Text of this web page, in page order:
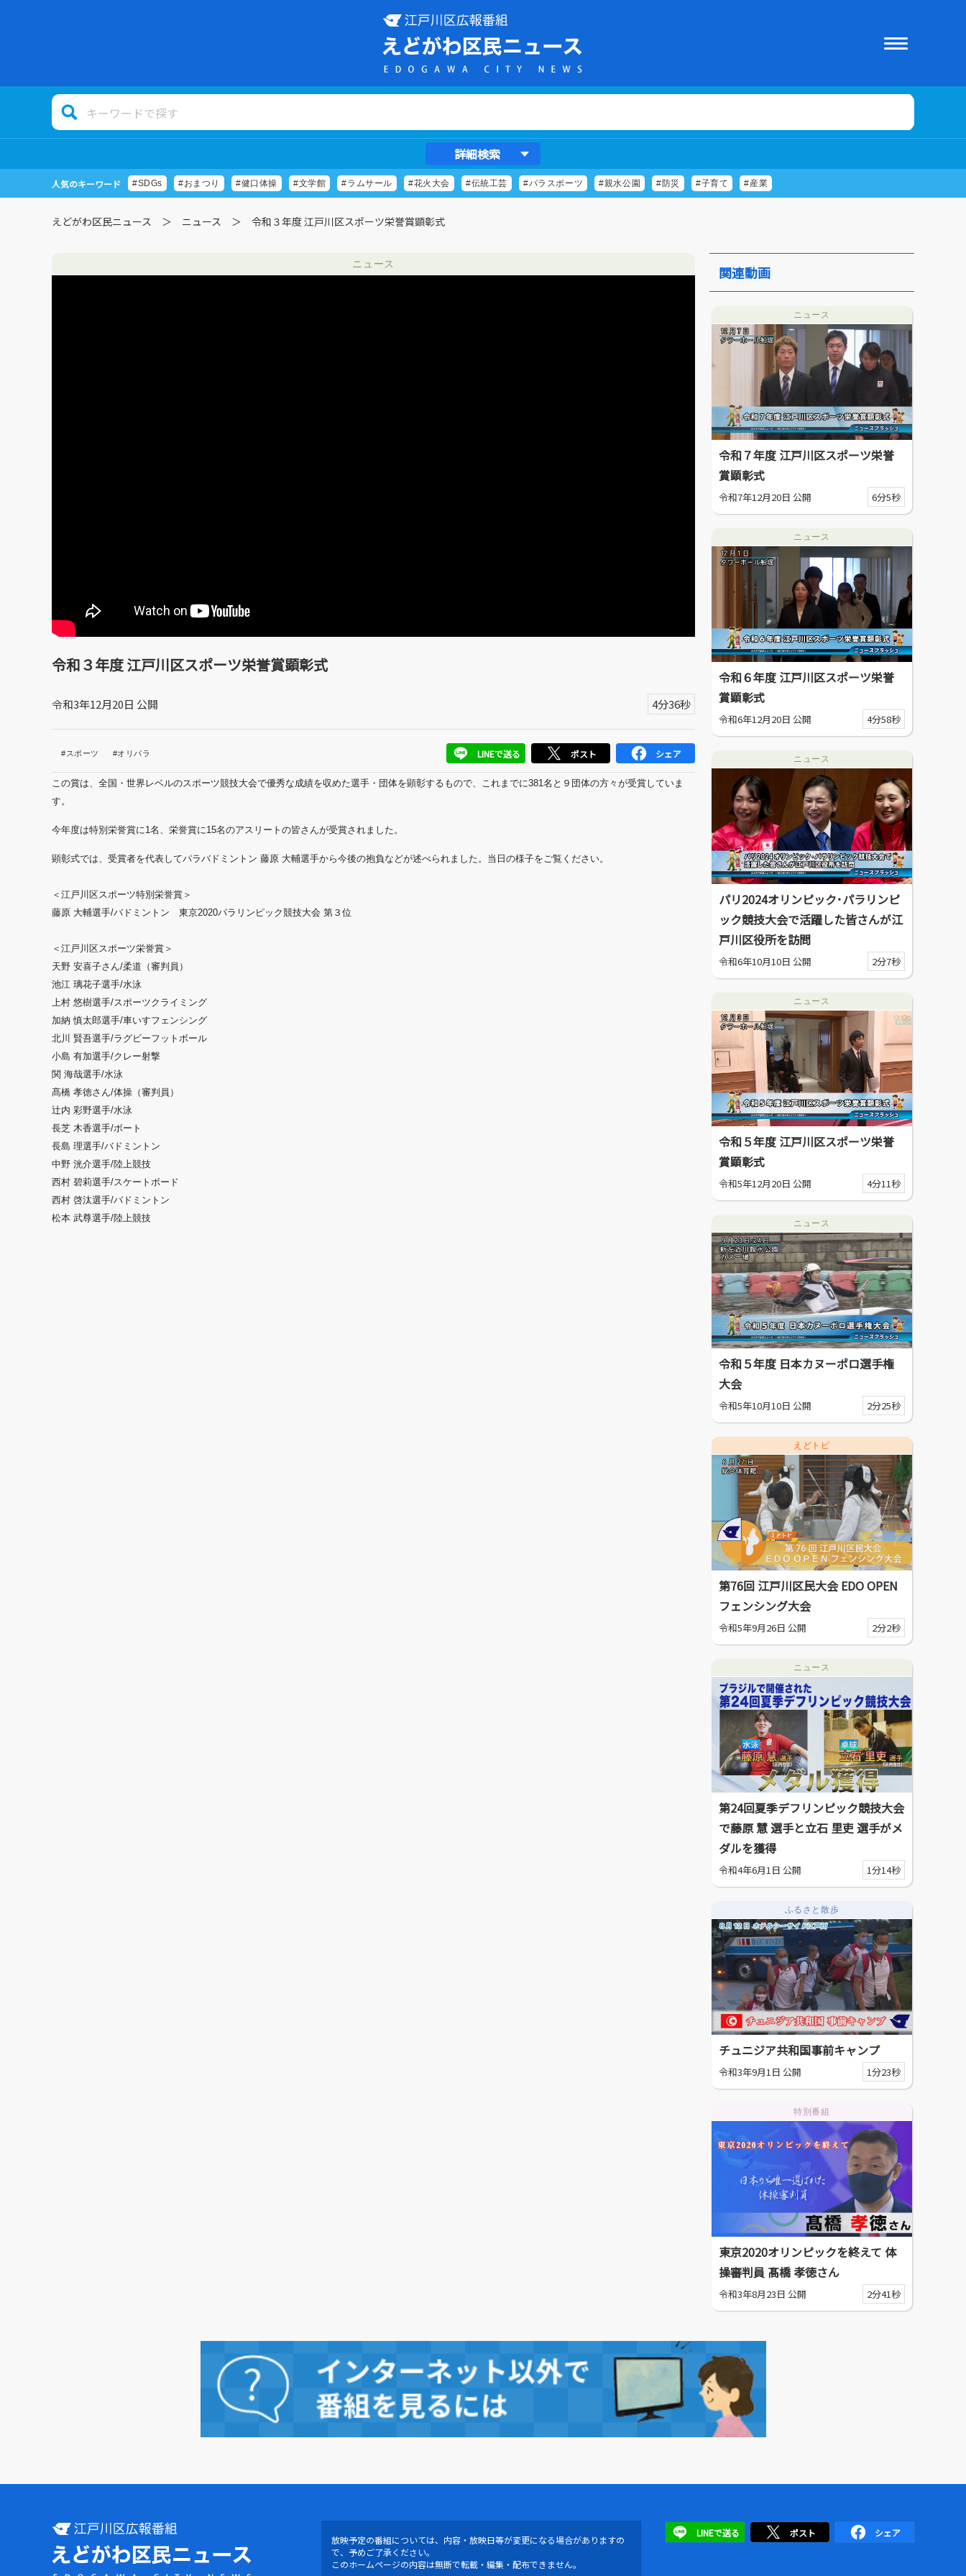
詳細検索
人気のキーワード #SDGs #おまつり #健口体操 #文学館 #ラムサール #花火大会 #伝統工芸 #パラスポーツ #親水公園 #防災 #子育て #産業
えどがわ区民ニュース ニュース 令和３年度 江戸川区スポーツ栄誉賞顕彰式
ニュース
令和３年度 江戸川区スポーツ栄誉賞顕彰式
令和3年12月20日 公開 4分36秒
#スポーツ #オリパラ LINEで送る ポスト シェア
この賞は、全国・世界レベルのスポーツ競技大会で優秀な成績を収めた選手・団体を顕彰するもので、これまでに381名と９団体の方々が受賞していま
す。
今年度は特別栄誉賞に1名、栄誉賞に15名のアスリートの皆さんが受賞されました。
顕彰式では、受賞者を代表してパラバドミントン 藤原 大輔選手から今後の抱負などが述べられました。当日の様子をご覧 ください。
＜江戸川区スポーツ特別栄誉賞＞
藤原 大輔選手/バドミントン 東京2020パラリンピック競技大会 第３位
＜江戸川区スポーツ栄誉賞＞
天野 安喜子さん/柔道（審判員）
池江 璃花子選手/水泳
上村 悠樹選手/スポーツクライミング
加納 慎太郎選手/車いすフェンシング
北川 賢吾選手/ラグビーフットボール
小島 有加選手/クレー射撃
関 海哉選手/水泳
髙橋 孝徳さん/体操（審判員）
辻内 彩野選手/水泳
長芝 木香選手/ボート
長島 理選手/バドミントン
中野 洸介選手/陸上競技
西村 碧莉選手/スケートボード
西村 啓汰選手/バドミントン
松本 武尊選手/陸上競技
関連動画
ニュース
令和７年度 江戸川区スポーツ栄誉
賞顕彰式
令和7年12月20日 公開 6分5秒
ニュース
令和６年度 江戸川区スポーツ栄誉
賞顕彰式
令和6年12月20日 公開 4分58秒
ニュース
パリ2024オリンピック･パラリンピ
ック競技大会で活躍した皆さんが江
戸川区役所を訪問
令和6年10月10日 公開 2分7秒
ニュース
令和５年度 江戸川区スポーツ栄誉
賞顕彰式
令和5年12月20日 公開 4分11秒
ニュース
令和５年度 日本カヌーポロ選手権
大会
令和5年10月10日 公開 2分25秒
えどトピ
第76回 江戸川区民大会 EDO OPEN
フェンシング大会
令和5年9月26日 公開 2分2秒
ニュース
第24回夏季デフリンピック競技大会
で藤原 慧 選手と立石 里吏 選手がメ
ダルを獲得
令和4年6月1日 公開 1分14秒
ふるさと散歩
チュニジア共和国事前キャンプ
令和3年9月1日 公開 1分23秒
特別番組
東京2020オリンピックを終えて 体
操審判員 髙橋 孝徳さん
令和3年8月23日 公開 2分41秒
放映予定の番組については、内容・放映日等が変更になる場合がありますの
で、予めご了承ください。
このホームページの内容は無断で転載・編集・配布できません。
LINEで送る ポスト シェア